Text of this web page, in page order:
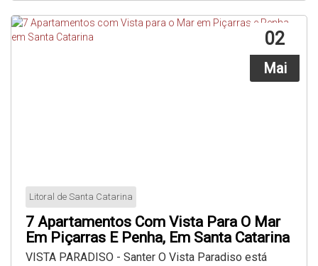
02
Mai
Litoral de Santa Catarina
7 Apartamentos Com Vista Para O Mar
Em Piçarras E Penha, Em Santa Catarina
VISTA PARADISO - Santer O Vista Paradiso está